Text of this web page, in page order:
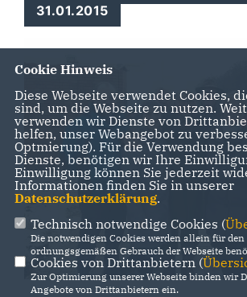
31.01.2015
Cookie Hinweis
Diese Webseite verwendet Cookies,
sind, um die Webseite zu nutzen.
verwenden wir Dienste von
helfen, unser Webangebot zu
Optmierung). Für die Verwendung
Dienste, benötigen wir Ihre
Einwilligung können Sie jederzeit
Informationen finden Sie in unserer
Datenschutzerklärung.
Technisch notwendige Cookies (
Die notwendigen Cookies werden allein für den
ordnungsgemäßen Gebrauch der Webseite
Cookies von Drittanbietern (
Zur Optimierung unserer Webseite binden wir
Angebote von Drittanbietern ein.